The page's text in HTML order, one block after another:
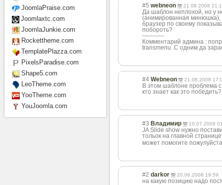
#5 webneon 21.08.2008
Да шаблон неплохой, но у
(анимированная минюшка),
браузер по своему
побороть?
-----------
Комментарий админа :
transmenu .C одним да
#4 Webneon 21.08.2008
В этом шаблоне проблема
кто знает как это победить?
#3 Владимир 10.07.2008
JA Slide show нужно
тольок на главной
может помогите
#2 darkor 20.06.2008 19:59
на какую позицию надо
JoomlaPraise.com
Joomlaxtc.com
JoomlaJunkie.com
Rockettheme.com
TemplatePlazza.com
PixelsParadise.com
Shape5.com
LeoTheme.com
YooTheme.com
YouJoomla.com